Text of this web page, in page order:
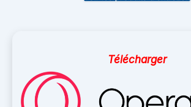
Télécharger